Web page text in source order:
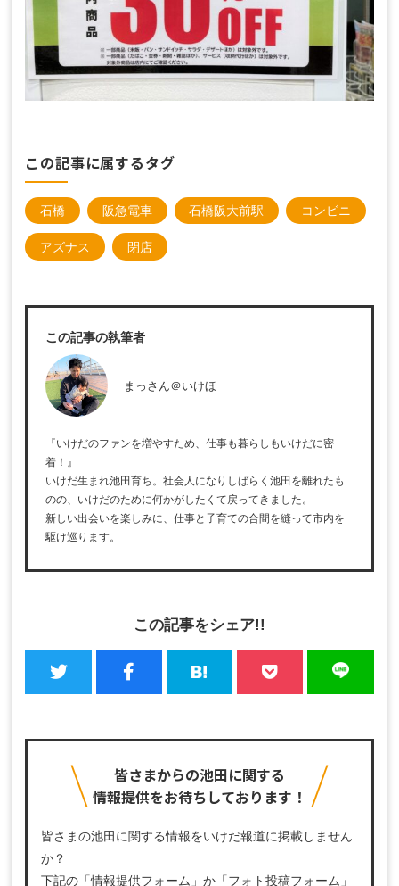
この記事に属するタグ
石橋 阪急電車 石橋阪大前駅 コンビニ
アズナス 閉店
この記事の執筆者
まっさん＠いけほ
『いけだのファンを増やすため、仕事も暮らしもいけだに密
着！』
いけだ生まれ池田育ち。社会人になりしばらく池田を離れたも
のの、いけだのために何かがしたくて戻ってきました。
新しい出会いを楽しみに、仕事と子育ての合間を縫って市内を
駆け巡ります。
この記事をシェア!!
皆さまからの池田に関する
情報提供をお待ちしております！
皆さまの池田に関する情報をいけだ報道に掲載しません
か？
下記の「情報提供フォーム」か「フォト投稿フォーム」